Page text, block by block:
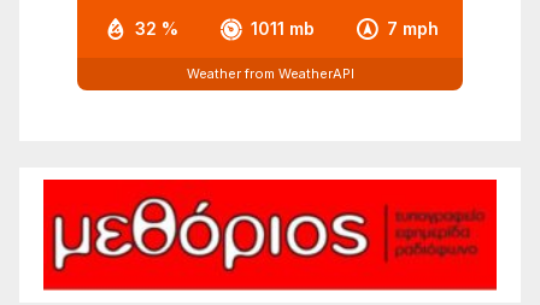
32 % 1011 mb 7 mph
Weather from WeatherAPI